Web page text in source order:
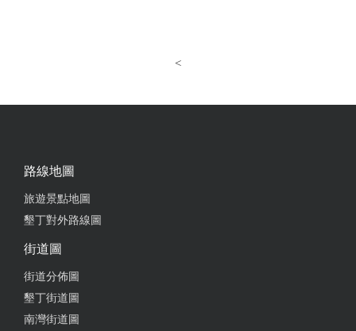
<
路線地圖
旅遊景點地圖
墾丁對外路線圖
街道圖
街道分佈圖
墾丁街道圖
南灣街道圖